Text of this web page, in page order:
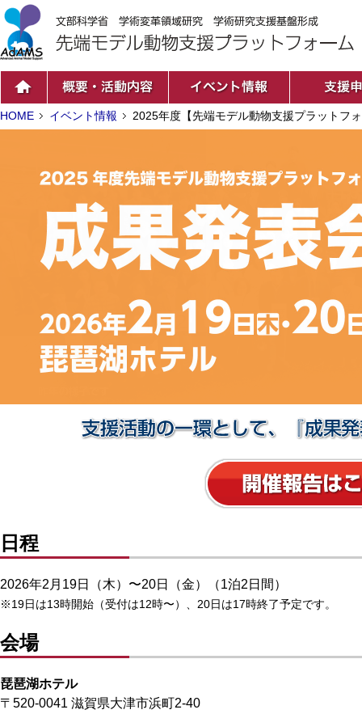
HOME イベント情報 2025年度【先端モデル動物支援プラットフ
日程
2026年2月19日（木）〜20日（金）（1泊2日間）
※19日は13時開始（受付は12時〜）、20日は17時終了予定です。
会場
琵琶湖ホテル
〒520-0041 滋賀県大津市浜町2-40